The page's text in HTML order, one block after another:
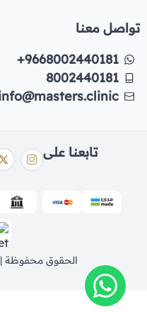
تواصل معنا
+9668002440181
8002440181
info@masters.clinic
الحقوق محفوظة | 2026
تابعنا على